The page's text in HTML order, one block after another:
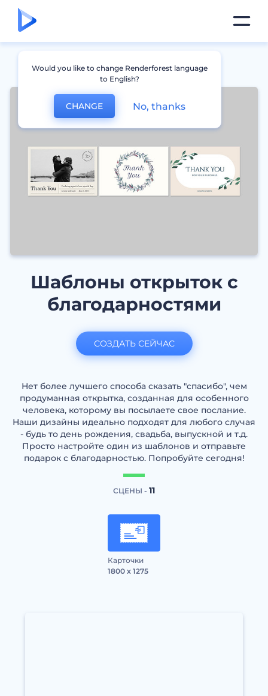
Шаблоны открыток с
благодарностями
Нет более лучшего способа сказать "спасибо", чем
продуманная открытка, созданная для особенного
человека, которому вы посылаете свое послание.
Наши дизайны идеально подходят для любого случая
- будь то день рождения, свадьба, выпускной и т.д.
Просто настройте один из шаблонов и отправьте
подарок с благодарностью. Попробуйте сегодня!
СЦЕНЫ - 11
Карточки
1800 x 1275
СОЗДАТЬ СЕЙЧАС
Would you like to change Renderforest language
to English?
CHANGE No, thanks